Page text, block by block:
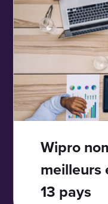
Wipro
meilleurs
13 pays